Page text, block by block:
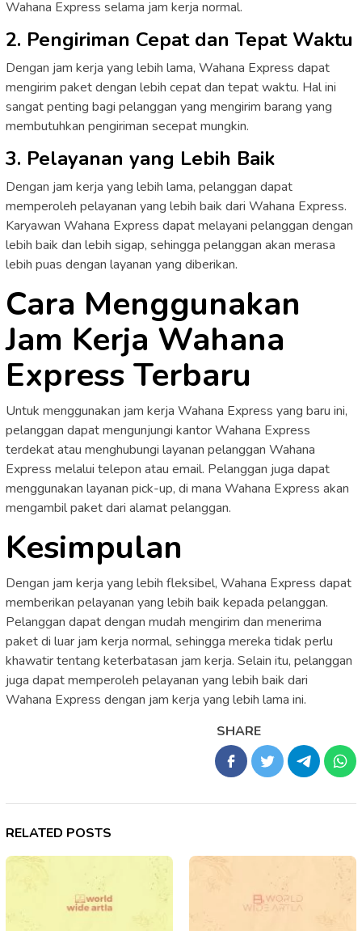
Wahana Express selama jam kerja normal.
2. Pengiriman Cepat dan Tepat Waktu
Dengan jam kerja yang lebih lama, Wahana Express dapat
mengirim paket dengan lebih cepat dan tepat waktu. Hal ini
sangat penting bagi pelanggan yang mengirim barang yang
membutuhkan pengiriman secepat mungkin.
3. Pelayanan yang Lebih Baik
Dengan jam kerja yang lebih lama, pelanggan dapat
memperoleh pelayanan yang lebih baik dari Wahana Express.
Karyawan Wahana Express dapat melayani pelanggan dengan
lebih baik dan lebih sigap, sehingga pelanggan akan merasa
lebih puas dengan layanan yang diberikan.
Cara Menggunakan
Jam Kerja Wahana
Express Terbaru
Untuk menggunakan jam kerja Wahana Express yang baru ini,
pelanggan dapat mengunjungi kantor Wahana Express
terdekat atau menghubungi layanan pelanggan Wahana
Express melalui telepon atau email. Pelanggan juga dapat
menggunakan layanan pick-up, di mana Wahana Express akan
mengambil paket dari alamat pelanggan.
Kesimpulan
Dengan jam kerja yang lebih fleksibel, Wahana Express dapat
memberikan pelayanan yang lebih baik kepada pelanggan.
Pelanggan dapat dengan mudah mengirim dan menerima
paket di luar jam kerja normal, sehingga mereka tidak perlu
khawatir tentang keterbatasan jam kerja. Selain itu, pelanggan
juga dapat memperoleh pelayanan yang lebih baik dari
Wahana Express dengan jam kerja yang lebih lama ini.
SHARE
RELATED POSTS